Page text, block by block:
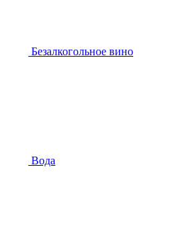
Безалкогольное вино
Вода